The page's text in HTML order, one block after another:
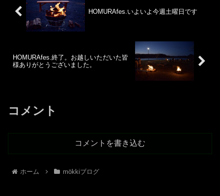
HOMURAfes.いよいよ今週土曜日です
HOMURAfes.終了。お越しいただいた皆
様ありがとうございました。
コメント
コメントを書き込む
ホーム mökkiブログ